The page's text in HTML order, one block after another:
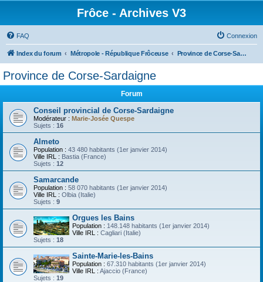
Frôce - Archives V3
FAQ Connexion
Index du forum Métropole - République Frôceuse Province de Corse-Sardaigne
Province de Corse-Sardaigne
Forum
Conseil provincial de Corse-Sardaigne
Modérateur : Marie-Josée Quespe
Sujets : 16
Almeto
Population : 43 480 habitants (1er janvier 2014)
Ville IRL : Bastia (France)
Sujets : 12
Samarcande
Population : 58 070 habitants (1er janvier 2014)
Ville IRL : Olbia (Italie)
Sujets : 9
Orgues les Bains
Population : 148.148 habitants (1er janvier 2014)
Ville IRL : Cagliari (Italie)
Sujets : 18
Sainte-Marie-les-Bains
Population : 67.310 habitants (1er janvier 2014)
Ville IRL : Ajaccio (France)
Sujets : 19